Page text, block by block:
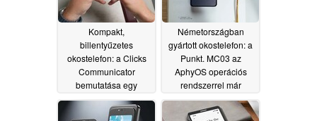
Kompakt,
billentyűzetes
okostelefon: a Clicks
Communicator
bemutatása egy
gyakorlati videóban
07/01/2026
Németországban
gyártott okostelefon: a
Punkt. MC03 az
AphyOS operációs
rendszerrel már
kapható06/30/2026